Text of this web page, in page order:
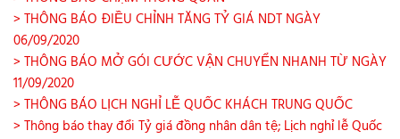
> THÔNG BÁO ĐIỀU CHỈNH TĂNG TỶ GIÁ NDT NGÀY
06/09/2020
> THÔNG BÁO MỞ GÓI CƯỚC VẬN CHUYỂN NHANH TỪ NGÀY
11/09/2020
> THÔNG BÁO LỊCH NGHỈ LỄ QUỐC KHÁCH TRUNG QUỐC
> Thông báo thay đổi Tỷ giá đồng nhân dân tệ; Lịch nghỉ lễ Quốc